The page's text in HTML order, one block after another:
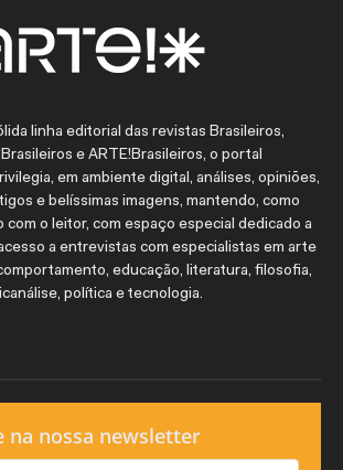
linha editorial das revistas Brasileiros,
e ARTE!Brasileiros, o portal
em ambiente digital, análises, opiniões,
e belíssimas imagens, mantendo, como
com o leitor, com espaço especial dedicado a
a entrevistas com especialistas em arte
educação, literatura, filosofia,
política e tecnologia.
na nossa newsletter